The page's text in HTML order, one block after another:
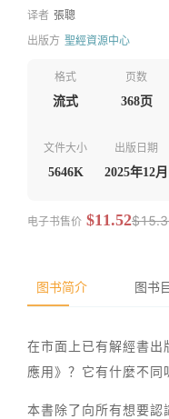
译者 張聰
出版方 聖經資源中心
格式
流式
页数
368页
文件大小
5646K
出版日期
2025年12月
电子书售价 $11.52
图书简介 图书
在市面上已有解經書出
應用》？它有什麼不同
本書除了向所有想要認